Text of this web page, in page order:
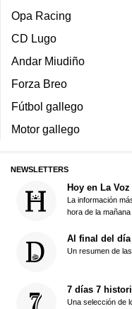
Opa Racing
CD Lugo
Andar Miudiño
Forza Breo
Fútbol gallego
Motor gallego
NEWSLETTERS
Hoy en La Voz
La información
hora de la mañana
Al final del día
Un resumen de
7 días 7
Una selección de